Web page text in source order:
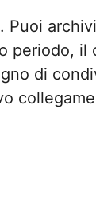
periodo,
di